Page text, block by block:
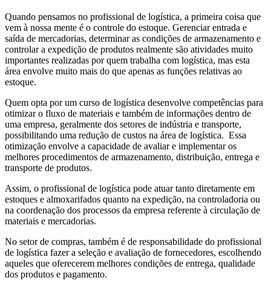
Quando pensamos no profissional de logística, a primeira coisa que
vem à nossa mente é o controle do estoque. Gerenciar entrada e
saída de mercadorias, determinar as condições de armazenamento e
controlar a expedição de produtos realmente são atividades muito
importantes realizadas por quem trabalha com logística, mas esta
área envolve muito mais do que apenas as funções relativas ao
estoque.
Quem opta por um curso de logística desenvolve competências para
otimizar o fluxo de materiais e também de informações dentro de
uma empresa, geralmente dos setores de indústria e transporte,
possibilitando uma redução de custos na área de logística. Essa
otimização envolve a capacidade de avaliar e implementar os
melhores procedimentos de armazenamento, distribuição, entrega e
transporte de produtos.
Assim, o profissional de logística pode atuar tanto diretamente em
estoques e almoxarifados quanto na expedição, na controladoria ou
na coordenação dos processos da empresa referente à circulação de
materiais e mercadorias.
No setor de compras, também é de responsabilidade do profissional
de logística fazer a seleção e avaliação de fornecedores, escolhendo
aqueles que oferecerem melhores condições de entrega, qualidade
dos produtos e pagamento.